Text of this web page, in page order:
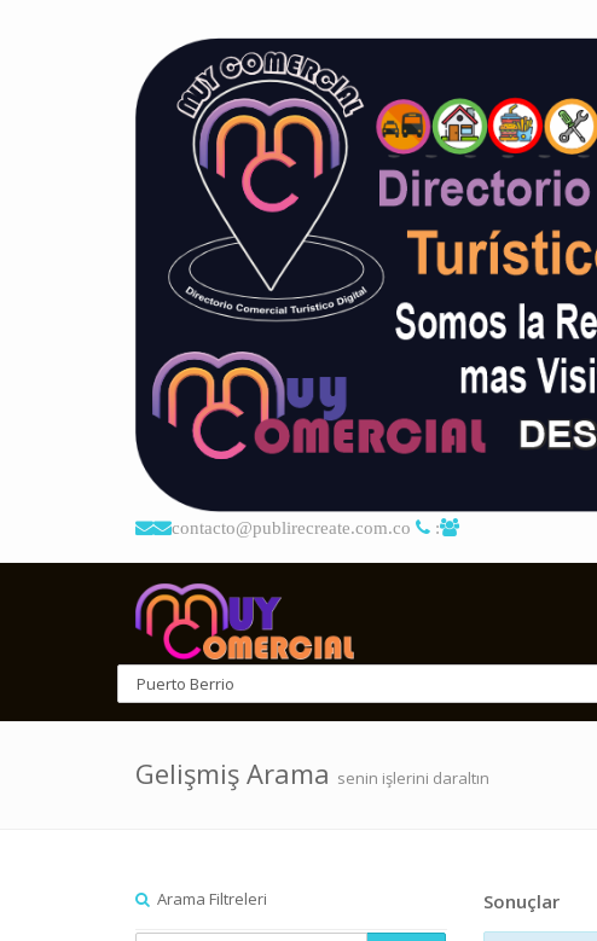
contacto@publirecreate.com.co :
Gelişmiş Arama senin işlerini daraltın
Arama Filtreleri Sonuçlar